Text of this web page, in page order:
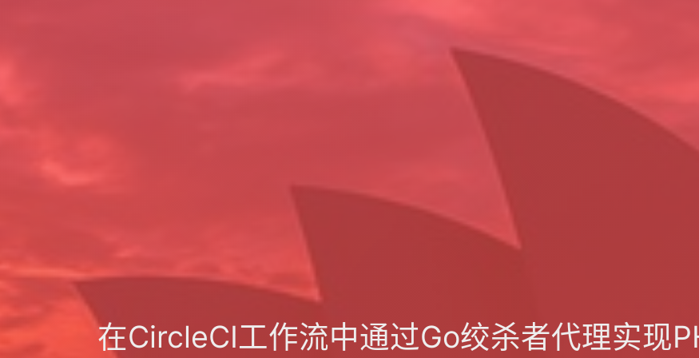
在CircleCI工作流中通过Go绞杀者代理实现